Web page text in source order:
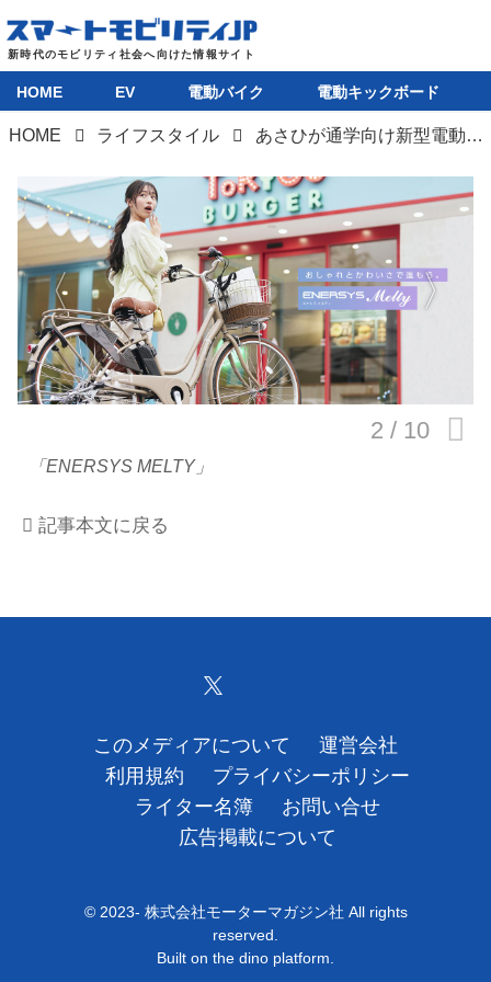
EV
電動バイク
電動キックボード
ライフスタイル
このメディアについて
運営会社
ライター名簿
お問い合せ
広告掲載について
HOME EV 電動バイク 電動キックボード
HOME ライフスタイル あさひが通学向け新型電動アシスト自転車「ENERSYS MELTY」を発売
「ENERSYS MELTY」
記事本文に戻る
このメディアについて
運営会社
利用規約
プライバシーポリシー
ライター名簿
お問い合せ
広告掲載について
© 2023- 株式会社モーターマガジン社 All rights
reserved.
Built on the dino platform.